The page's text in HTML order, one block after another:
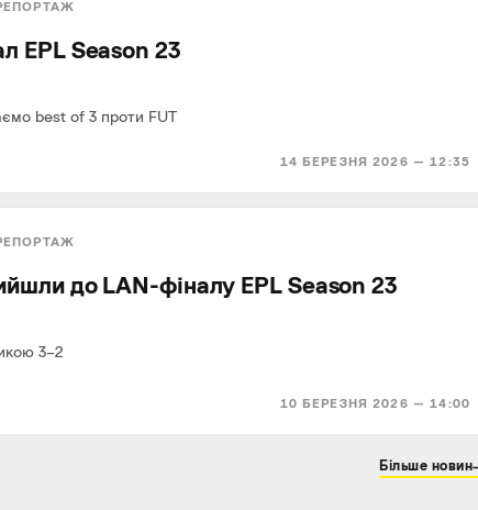
14 БЕРЕЗНЯ 2026 — 12:35
EPL Season 23
best of 3 проти FUT
10 БЕРЕЗНЯ 2026 — 14:00
до LAN-фіналу EPL Season 23
3–2
Більше новин